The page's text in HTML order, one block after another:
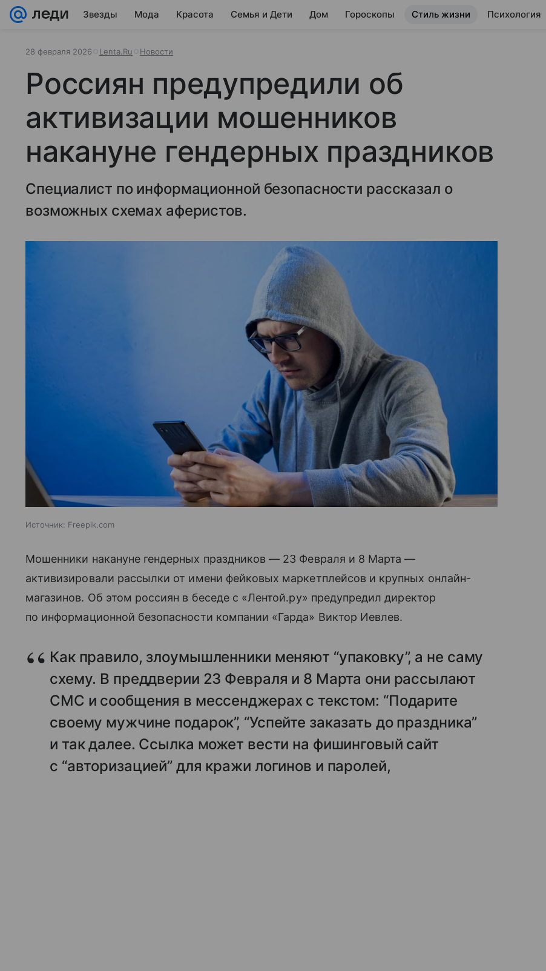
Звезды Мода Красота Семья и Дети Дом Гороскопы Стиль жизни Психология
28 февраля 2026 Lenta.Ru Новости
Россиян предупредили об
активизации мошенников
накануне гендерных праздников
Специалист по информационной безопасности рассказал о
возможных схемах аферистов.
Источник: Freepik.com
Мошенники накануне гендерных праздников — 23 Февраля и 8 Марта —
активизировали рассылки от имени фейковых маркетплейсов и крупных онлайн-
магазинов. Об этом россиян в беседе с «Лентой.ру» предупредил директор
по информационной безопасности компании «Гарда» Виктор Иевлев.
Как правило, злоумышленники меняют “упаковку”, а не саму
схему. В преддверии 23 Февраля и 8 Марта они рассылают
СМС и сообщения в мессенджерах с текстом: “Подарите
своему мужчине подарок”, “Успейте заказать до праздника”
и так далее. Ссылка может вести на фишинговый сайт
с “авторизацией” для кражи логинов и паролей,